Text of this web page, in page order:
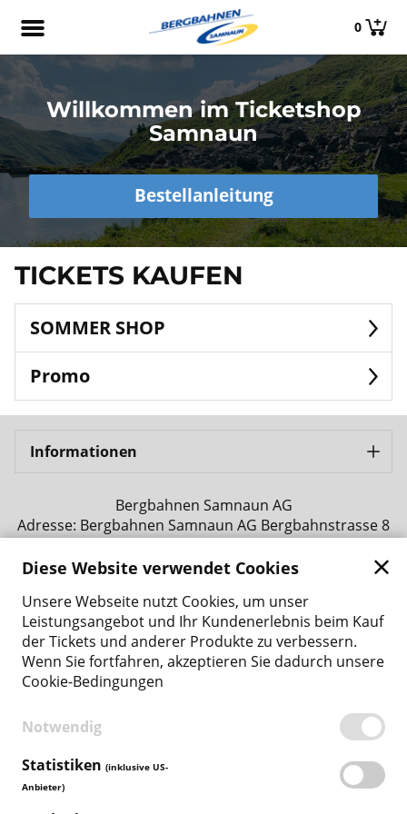
0
Willkommen im Ticketshop
Samnaun
Bestellanleitung
TICKETS KAUFEN
SOMMER SHOP
Promo
Informationen
Bergbahnen Samnaun AG
Adresse: Bergbahnen Samnaun AG Bergbahnstrasse 8
Telefonnummer: +41 81 861 86 04
Zurück zur Hauptseite
Zahlungsmethoden
BEDINGUNGEN
Diese Website verwendet Cookies
Unsere Webseite nutzt Cookies, um unser
Leistungsangebot und Ihr Kundenerlebnis beim Kauf
der Tickets und anderer Produkte zu verbessern.
Wenn Sie fortfahren, akzeptieren Sie dadurch unsere
Cookie-Bedingungen
Notwendig
Statistiken (inklusive US-
Anbieter)